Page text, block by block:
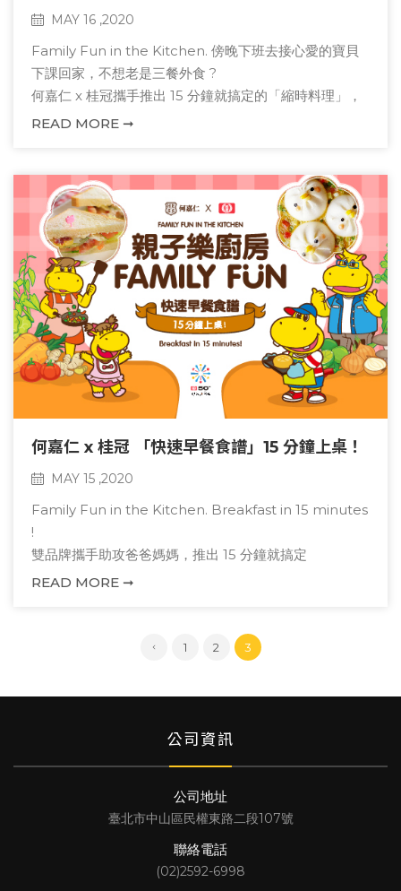
MAY 16 ,2020
Family Fun in the Kitchen. 傍晚下班去接心愛的寶貝
下課回家，不想老是三餐外食 ?
何嘉仁 x 桂冠攜手推出 15 分鐘就搞定的「縮時料理」，
晚餐輕鬆開飯 !
READ MORE ➞
何嘉仁 x 桂冠 「快速早餐食譜」15 分鐘上桌！
MAY 15 ,2020
Family Fun in the Kitchen. Breakfast in 15 minutes
!
雙品牌攜手助攻爸爸媽媽，推出 15 分鐘就搞定
「Superfast Recipes縮時料理」！
READ MORE ➞
1 2 3
公司資訊
公司地址
臺北市中山區民權東路二段107號
聯絡電話
(02)2592-6998